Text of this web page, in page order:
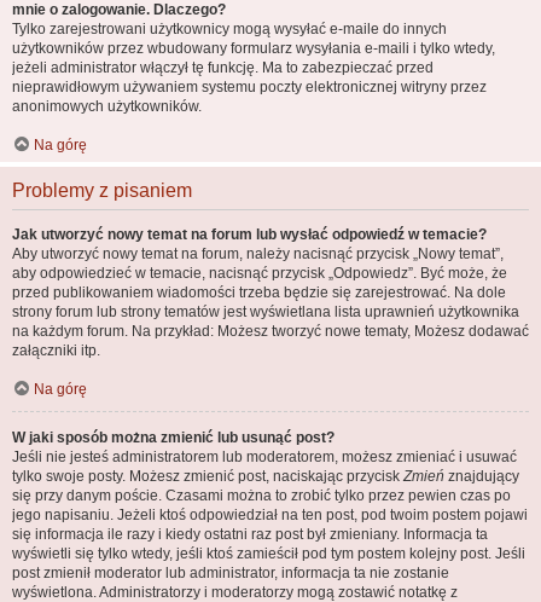
mnie o zalogowanie. Dlaczego?
Tylko zarejestrowani użytkownicy mogą wysyłać e-maile do innych
użytkowników przez wbudowany formularz wysyłania e-maili i tylko wtedy,
jeżeli administrator włączył tę funkcję. Ma to zabezpieczać przed
nieprawidłowym używaniem systemu poczty elektronicznej witryny przez
anonimowych użytkowników.
Na górę
Problemy z pisaniem
Jak utworzyć nowy temat na forum lub wysłać odpowiedź w temacie?
Aby utworzyć nowy temat na forum, należy nacisnąć przycisk „Nowy temat”,
aby odpowiedzieć w temacie, nacisnąć przycisk „Odpowiedz”. Być może, że
przed publikowaniem wiadomości trzeba będzie się zarejestrować. Na dole
strony forum lub strony tematów jest wyświetlana lista uprawnień użytkownika
na każdym forum. Na przykład: Możesz tworzyć nowe tematy, Możesz dodawać
załączniki itp.
Na górę
W jaki sposób można zmienić lub usunąć post?
Jeśli nie jesteś administratorem lub moderatorem, możesz zmieniać i usuwać
tylko swoje posty. Możesz zmienić post, naciskając przyciskZmień znajdujący
się przy danym poście. Czasami można to zrobić tylko przez pewien czas po
jego napisaniu. Jeżeli ktoś odpowiedział na ten post, pod twoim postem pojawi
się informacja ile razy i kiedy ostatni raz post był zmieniany. Informacja ta
wyświetli się tylko wtedy, jeśli ktoś zamieścił pod tym postem kolejny post. Jeśli
post zmienił moderator lub administrator, informacja ta nie zostanie
wyświetlona. Administratorzy i moderatorzy mogą zostawić notatkę z